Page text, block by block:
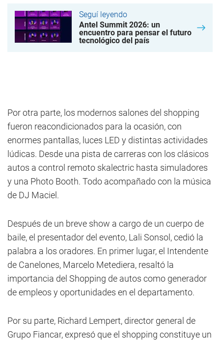
Seguí leyendo
Antel Summit 2026: un
encuentro para pensar el futuro
tecnológico del país
Por otra parte, los modernos salones del shopping
fueron reacondicionados para la ocasión, con
enormes pantallas, luces LED y distintas actividades
lúdicas. Desde una pista de carreras con los clásicos
autos a control remoto skalectric hasta simuladores
y una Photo Booth. Todo acompañado con la música
de DJ Maciel.
Después de un breve show a cargo de un cuerpo de
baile, el presentador del evento, Lali Sonsol, cedió la
palabra a los oradores. En primer lugar, el Intendente
de Canelones, Marcelo Metediera, resaltó la
importancia del Shopping de autos como generador
de empleos y oportunidades en el departamento.
Por su parte, Richard Lempert, director general de
Grupo Fiancar, expresó que el shopping constituye un